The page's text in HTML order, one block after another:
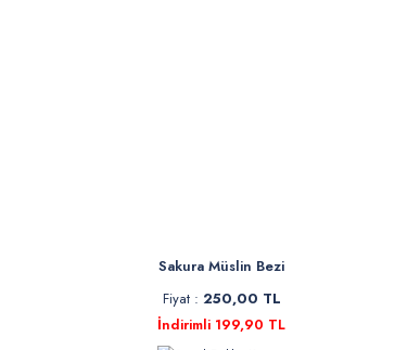
Sakura Müslin Bezi
Fiyat : 250,00 TL
İndirimli 199,90 TL